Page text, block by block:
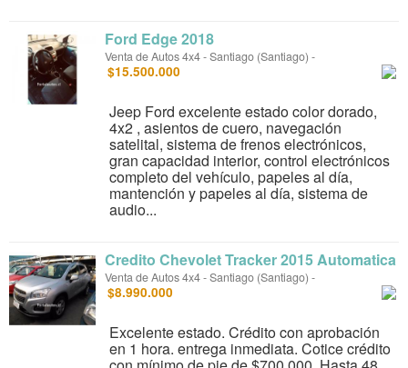
Ford Edge 2018
Venta de Autos 4x4-Santiago (Santiago) -
$15.500.000
Jeep Ford excelente estado color dorado,
4x2 , asientos de cuero, navegación
satelital, sistema de frenos electrónicos,
gran capacidad interior, control electrónicos
completo del vehículo, papeles al día,
mantención y papeles al día, sistema de
audio...
Credito Chevolet Tracker 2015 Automatica
Venta de Autos 4x4-Santiago (Santiago) -
$8.990.000
Excelente estado. Crédito con aprobación
en 1 hora. entrega inmediata. Cotice crédito